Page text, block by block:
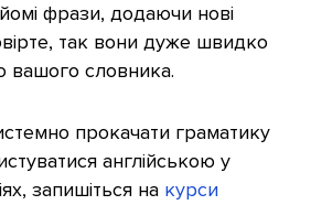
фрази, додаючи нові
так вони дуже швидко
вашого словника.
прокачати граматику
англійською у
запишіться на курси